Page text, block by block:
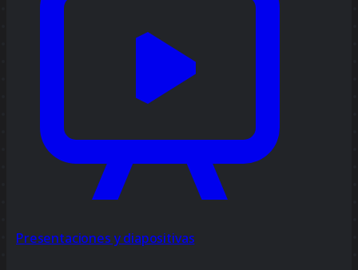
Presentaciones y diapositivas